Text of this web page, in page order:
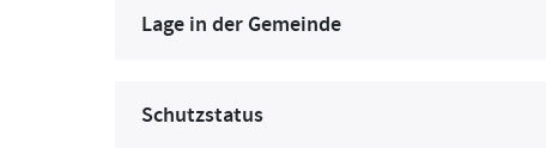
Lage in der Gemeinde
Schutzstatus